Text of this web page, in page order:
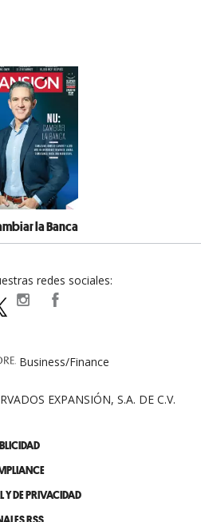
la Banca
Y DE PRIVACIDAD
redes sociales:
expansionpolitica
Business/Finance
EXPANSIÓN, S.A. DE C.V.